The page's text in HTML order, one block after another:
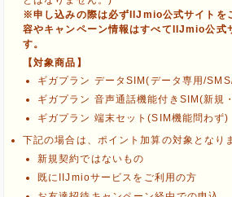
※申し込みの際は必ずIIJmio公式サイトを
容やキャンペーン情報はすべてIIJmio公式
す。
【対象商品】
ギガプラン データSIM(データ専用/
ギガプラン 音声通話機能付きSIM(新規
ギガプラン 端末セット(SIM機能問わず)
下記の場合は、ポイント加算の対象となり
新規契約ではないもの
既にIIJmioサービスをご利用の方
ブラウザのクッキー情報を削除する
ブラウザのアプリ、ウィンドウ、タブを
他のサイトにアクセスする